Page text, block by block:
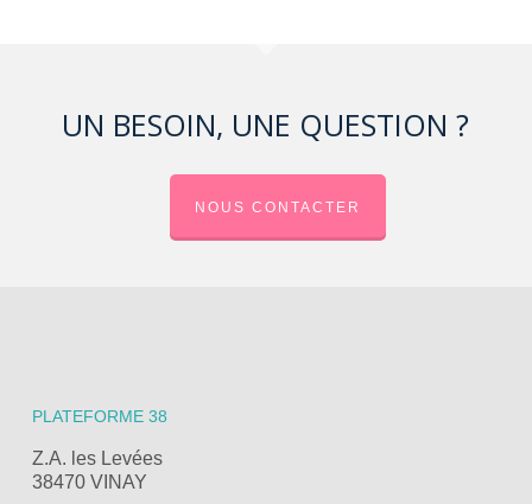
UN BESOIN, UNE QUESTION ?
NOUS CONTACTER
PLATEFORME 38
Z.A. les Levées
38470 VINAY